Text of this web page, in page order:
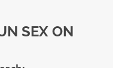
SEX ON